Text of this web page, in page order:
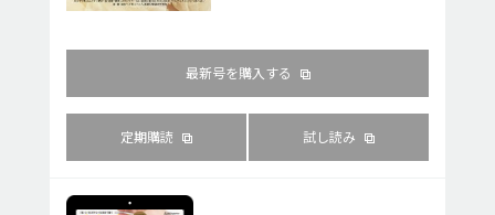
最新号を購入する
定期購読 試し読み